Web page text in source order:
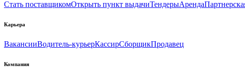
Стать поставщикомОткрыть пункт выдачиТендерыАренда
Карьера
ВакансииВодитель-курьерКассирСборщикПродавец
Компания